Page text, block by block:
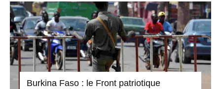
Burkina Faso : le Front patriotique